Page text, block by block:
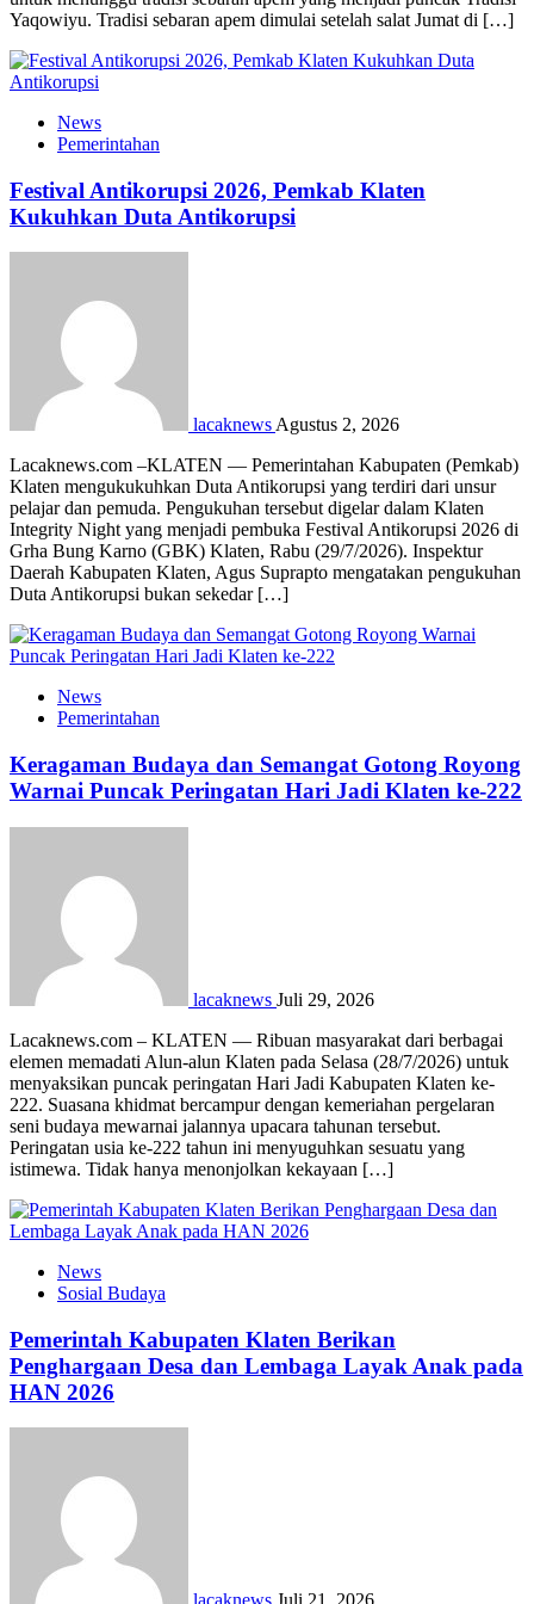
Yaqowiyu. Tradisi sebaran apem dimulai setelah salat Jumat di […]
News
Pemerintahan
Festival Antikorupsi 2026, Pemkab Klaten
Kukuhkan Duta Antikorupsi
lacaknews Agustus 2, 2026
Lacaknews.com –KLATEN — Pemerintahan Kabupaten (Pemkab)
Klaten mengukukuhkan Duta Antikorupsi yang terdiri dari unsur
pelajar dan pemuda. Pengukuhan tersebut digelar dalam Klaten
Integrity Night yang menjadi pembuka Festival Antikorupsi 2026 di
Grha Bung Karno (GBK) Klaten, Rabu (29/7/2026). Inspektur
Daerah Kabupaten Klaten, Agus Suprapto mengatakan pengukuhan
Duta Antikorupsi bukan sekedar […]
News
Pemerintahan
Keragaman Budaya dan Semangat Gotong Royong
Warnai Puncak Peringatan Hari Jadi Klaten ke-222
lacaknews Juli 29, 2026
Lacaknews.com – KLATEN — Ribuan masyarakat dari berbagai
elemen memadati Alun-alun Klaten pada Selasa (28/7/2026) untuk
menyaksikan puncak peringatan Hari Jadi Kabupaten Klaten ke-
222. Suasana khidmat bercampur dengan kemeriahan pergelaran
seni budaya mewarnai jalannya upacara tahunan tersebut.
Peringatan usia ke-222 tahun ini menyuguhkan sesuatu yang
istimewa. Tidak hanya menonjolkan kekayaan […]
News
Sosial Budaya
Pemerintah Kabupaten Klaten Berikan
Penghargaan Desa dan Lembaga Layak Anak pada
HAN 2026